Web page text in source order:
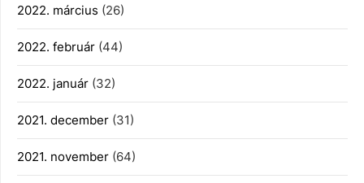
2022. március (26)
2022. február (44)
2022. január (32)
2021. december (31)
2021. november (64)